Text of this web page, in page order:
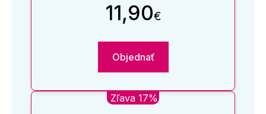
11,90€
Objednať
Zľava 17%